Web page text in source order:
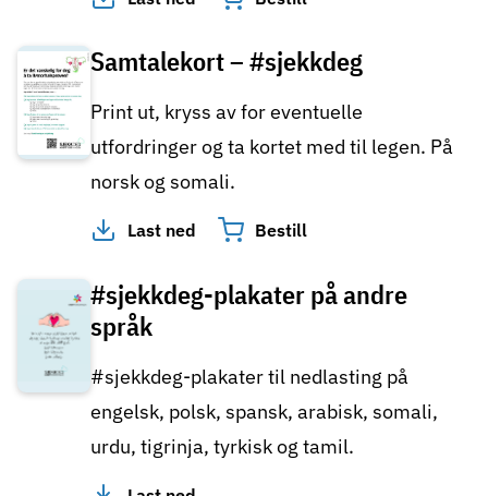
Samtalekort – #sjekkdeg
Print ut, kryss av for eventuelle
utfordringer og ta kortet med til legen. På
norsk og somali.
Last ned Bestill
#sjekkdeg-plakater på andre
språk
#sjekkdeg-plakater til nedlasting på
engelsk, polsk, spansk, arabisk, somali,
urdu, tigrinja, tyrkisk og tamil.